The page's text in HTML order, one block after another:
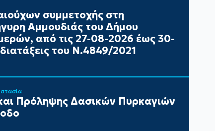
συμμετοχής στη
Αμμουδιάς του Δήμου
από τις 27-08-2026 έως 30-
του Ν.4849/2021
Πρόληψης Δασικών Πυρκαγιών